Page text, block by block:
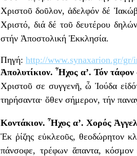
Χριστοῦ δοῦλον, ἀδελφόν δέ
Χριστό, διά δέ τοῦ δευτέρου
στήν Ἀποστολική Ἐκκλησία.
Πηγή: http://www.synaxarion.gr/gr/
Ἀπολυτίκιον. Ἦχος α’. Τόν
Χριστοῦ σε συγγενῆ, ὦ Ἰούδα
τηρήσαντα· ὅθεν σήμερον, τήν
Κοντάκιον. Ἦχος α’. Χορός
Ἐκ ῥίζης εὐκλεοῦς, θεοδώρητον
πάνσοφε, τρέφων ἅπαντα,